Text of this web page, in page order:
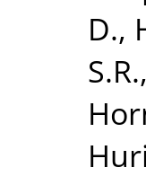
D.,
S.R.,